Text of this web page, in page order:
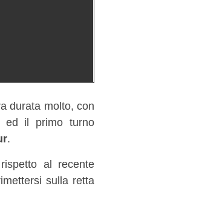
durata molto, con
ed il primo turno
.
al recente
sulla retta